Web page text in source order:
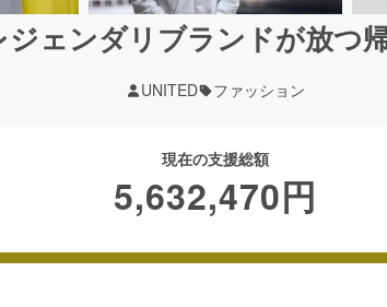
ェンダリブランドが放つ
UNITED ファッション
現在の支援総額
5,632,470円